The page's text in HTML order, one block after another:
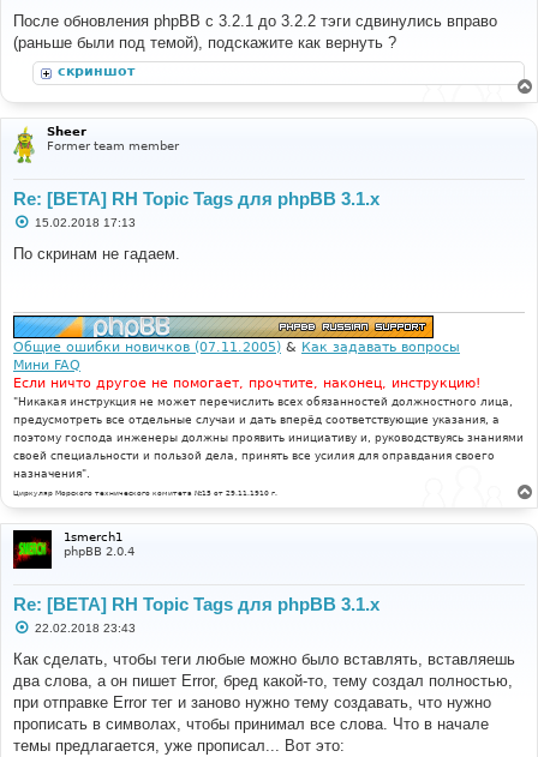
о
б
щ
е
и
е
После обновления phpBB с 3.2.1 до 3.2.2 тэги сдвинулись вправо
(раньше были под темой), подскажите как вернуть ?
скриншот
Sheer
Former team member
Re: [BETA] RH Topic Tags для phpBB 3.1.x
С
о
б
и
е
15.02.2018 17:13
По скринам не гадаем.
Общие ошибки новичков (07.11.2005) & Как задавать вопросы
Мини FAQ
Если ничто другое не помогает, прочтите, наконец, инструкцию!
"Никакая инструкция не может перечислить всех обязанностей должностного лица,
предусмотреть все отдельные случаи и дать вперёд соответствующие указания, а
поэтому господа инженеры должны проявить инициативу и, руководствуясь знаниями
своей специальности и пользой дела, принять все усилия для оправдания своего
назначения".
Циркуляр Морского технического комитета №15 от 29.11.1910 г.
1smerch1
phpBB 2.0.4
Re: [BETA] RH Topic Tags для phpBB 3.1.x
С
о
б
щ
е
н
и
е
22.02.2018 23:43
Как сделать, чтобы теги любые можно было вставлять, вставляешь
два слова, а он пишет Error, бред какой-то, тему создал полностью,
при отправке Error тег и заново нужно тему создавать, что нужно
прописать в символах, чтобы принимал все слова. Что в начале
темы предлагается, уже прописал... Вот это: